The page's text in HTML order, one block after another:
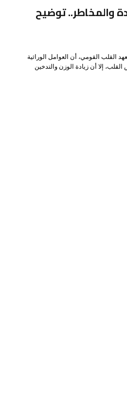
والمخاطر.. توضيح
القلب القومي، أن العوامل الوراثية
إلا أن زيادة الوزن والتدخين